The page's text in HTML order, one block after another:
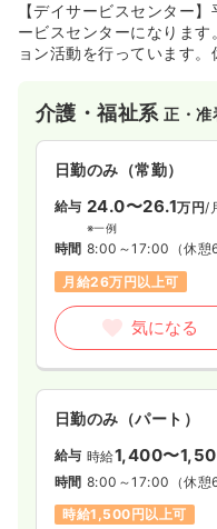
【デイサービスセンター
ービスセンターになりま
ョン活動を行っています
介護・福祉系正・准
日勤のみ（常勤）
給与 24.0〜26.1万円/
※一例
時間 8:00～17:00 （休憩
月給26万円以上可
気になる
日勤のみ（パート）
給与 時給1,400〜
時間 8:00～17:00 （休憩
時給1,500円以上可